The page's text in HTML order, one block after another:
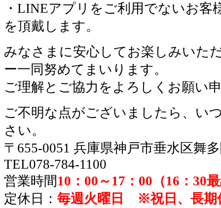
・LINEアプリをご利用でないお客
を頂戴します。
みなさまに安心してお楽しみいた
ー一同努めてまいります。
ご理解とご協力をよろしくお願い
ご不明な点がございましたら、い
さい。
〒655-0051 兵庫県神戸市垂水区舞
TEL078-784-1100
営業時間 10：00～17：00（16：30
定休日： 毎週火曜日 ※祝日、長期